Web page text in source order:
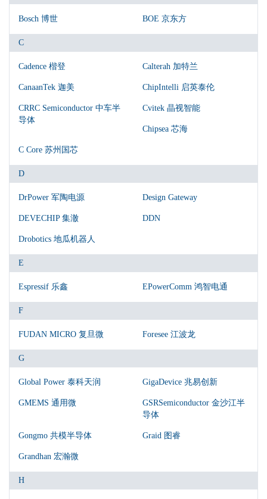
Bosch 博世 BOE 京东方
C
Cadence 楷登 Calterah 加特兰
CanaanTek 迦美 ChipIntelli 启英泰伦
CRRC Semiconductor 中车半
导体
Cvitek 晶视智能
Chipsea 芯海
C Core 苏州国芯
D
DrPower 军陶电源 Design Gateway
DEVECHIP 集澈 DDN
Drobotics 地瓜机器人
E
Espressif 乐鑫 EPowerComm 鸿智电通
F
FUDAN MICRO 复旦微 Foresee 江波龙
G
Global Power 泰科天润 GigaDevice 兆易创新
GMEMS 通用微
GSRSemiconductor 金沙江半
导体
Gongmo 共模半导体 Graid 图睿
Grandhan 宏瀚微
H